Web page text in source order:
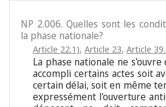
NP 2.006. Quelles sont les
la phase nationale?
Article 22.1), Article 23, Article
La phase nationale ne
accompli certains actes soit
certain délai, soit en même
expressément l'ouverture